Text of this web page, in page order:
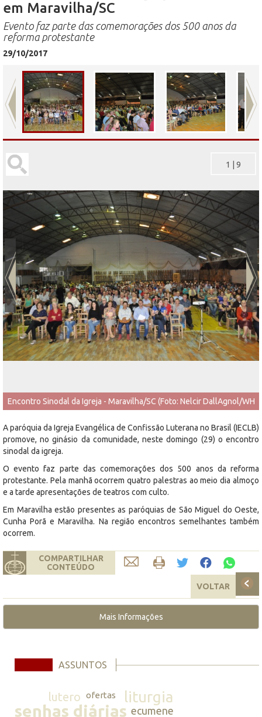
em Maravilha/SC
Evento faz parte das comemorações dos 500 anos da
reforma protestante
29/10/2017
Encontro Sinodal da Igreja - Maravilha/SC (Foto: Nelcir DallAgnol/WH
1 9
A paróquia da Igreja Evangélica de Confissão Luterana no Brasil (IECLB)
promove, no ginásio da comunidade, neste domingo (29) o encontro
sinodal da igreja.
O evento faz parte das comemorações dos 500 anos da reforma
protestante. Pela manhã ocorrem quatro palestras ao meio dia almoço
e a tarde apresentações de teatros com culto.
Em Maravilha estão presentes as paróquias de São Miguel do Oeste,
Cunha Porã e Maravilha. Na região encontros semelhantes também
ocorrem.
COMPARTILHAR
CONTEÚDO
VOLTAR
Mais Informações
ASSUNTOS
lutero ofertas liturgia
senhas diárias ecumene